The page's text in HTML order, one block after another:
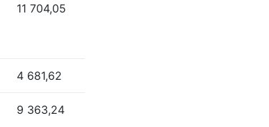
11 704,05
4 681,62
9 363,24